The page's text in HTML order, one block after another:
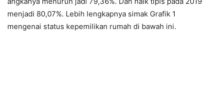
menjadi 80,07%. Lebih lengkapnya simak Grafik 1
mengenai status kepemilikan rumah di bawah ini.